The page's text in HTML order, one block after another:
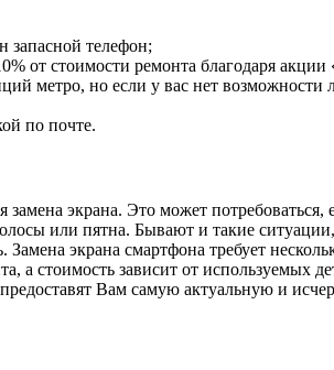
запасной телефон;
от стоимости ремонта благодаря
метро, но если у вас нет возможности
по почте.
экрана. Это может потребоваться,
или пятна. Бывают и такие
экрана смартфона требует
а стоимость зависит от используемых
Вам самую актуальную и